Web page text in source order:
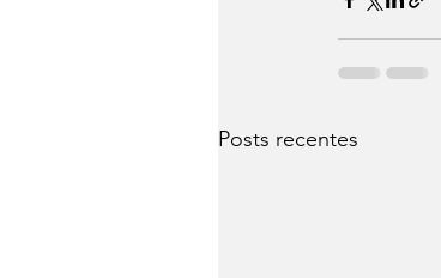
Posts recentes